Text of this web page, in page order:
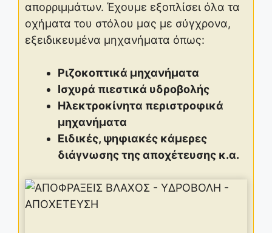
απορριμμάτων. Έχουμε εξοπλίσει όλα τα
οχήματα του στόλου μας με σύγχρονα,
εξειδικευμένα μηχανήματα όπως:
Ριζοκοπτικά μηχανήματα
Ισχυρά πιεστικά υδροβολής
Ηλεκτροκίνητα περιστροφικά
μηχανήματα
Ειδικές, ψηφιακές κάμερες
διάγνωσης της αποχέτευσης κ.α.